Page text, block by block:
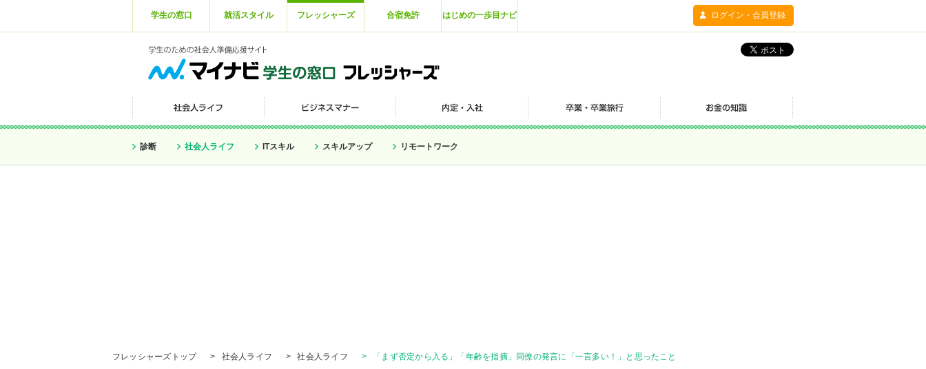
学生の窓口 就活スタイル フレッシャーズ 合宿免許 はじめの一歩目ナビ ログイン・会員登録
診断 社会人ライフ ITスキル スキルアップ リモートワーク
フレッシャーズトップ > 社会人ライフ > 社会人ライフ > 「まず否定から入る」「年齢を指摘」同僚の発言に「一言多い！」と思ったこと